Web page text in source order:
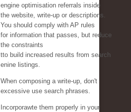
engine optimisation referrals inside
the website, write-up or descriptions.
You should comply with AP rules
for information that passes, but reduce
the constraints
tto build increased results from search
enine listings.
When composing a write-up, don't
excessive use search phrases.
Incorporawte them properly in your